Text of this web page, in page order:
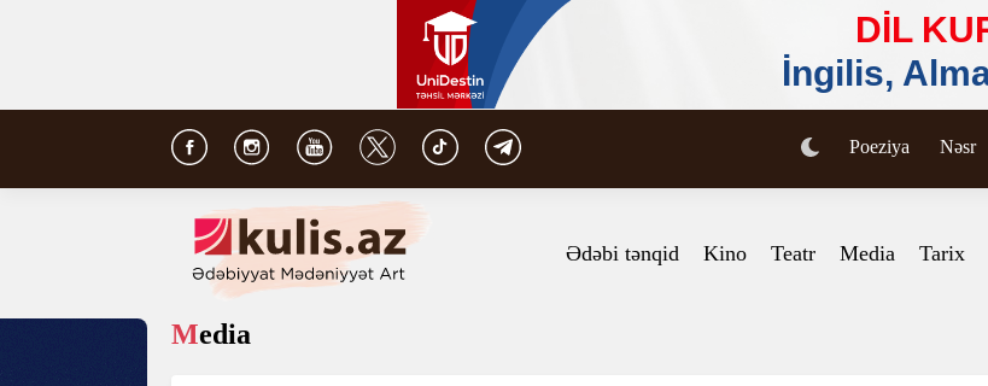
Poeziya Nəsr
Ədəbi tənqid Kino Teatr Media Tarix
Media